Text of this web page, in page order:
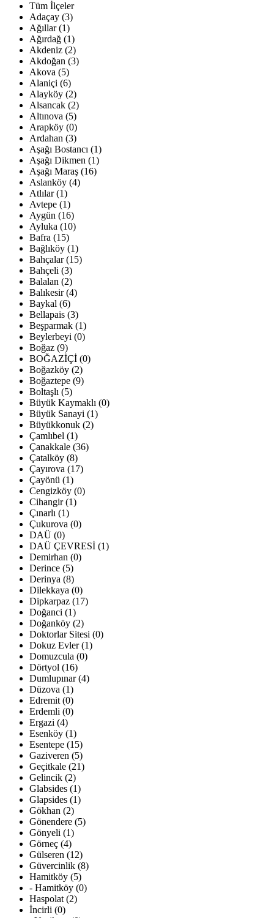
Tüm İlçeler
Adaçay (3)
Ağıllar (1)
Ağırdağ (1)
Akdeniz (2)
Akdoğan (3)
Akova (5)
Alaniçi (6)
Alayköy (2)
Alsancak (2)
Altınova (5)
Arapköy (0)
Ardahan (3)
Aşağı Bostancı (1)
Aşağı Dikmen (1)
Aşağı Maraş (16)
Aslanköy (4)
Atlılar (1)
Avtepe (1)
Aygün (16)
Ayluka (10)
Bafra (15)
Bağlıköy (1)
Bahçalar (15)
Bahçeli (3)
Balalan (2)
Balıkesir (4)
Baykal (6)
Bellapais (3)
Beşparmak (1)
Beylerbeyi (0)
Boğaz (9)
BOĞAZİÇİ (0)
Boğazköy (2)
Boğaztepe (9)
Boltaşlı (5)
Büyük Kaymaklı (0)
Büyük Sanayi (1)
Büyükkonuk (2)
Çamlıbel (1)
Çanakkale (36)
Çatalköy (8)
Çayırova (17)
Çayönü (1)
Cengizköy (0)
Cihangir (1)
Çınarlı (1)
Çukurova (0)
DAÜ (0)
DAÜ ÇEVRESİ (1)
Demirhan (0)
Derince (5)
Derinya (8)
Dilekkaya (0)
Dipkarpaz (17)
Doğanci (1)
Doğanköy (2)
Doktorlar Sitesi (0)
Dokuz Evler (1)
Domuzcula (0)
Dörtyol (16)
Dumlupınar (4)
Düzova (1)
Edremit (0)
Erdemli (0)
Ergazi (4)
Esenköy (1)
Esentepe (15)
Gaziveren (5)
Geçitkale (21)
Gelincik (2)
Glabsides (1)
Glapsides (1)
Gökhan (2)
Gönendere (5)
Gönyeli (1)
Görneç (4)
Gülseren (12)
Güvercinlik (8)
Hamitköy (5)
- Hamitköy (0)
Haspolat (2)
İncirli (0)